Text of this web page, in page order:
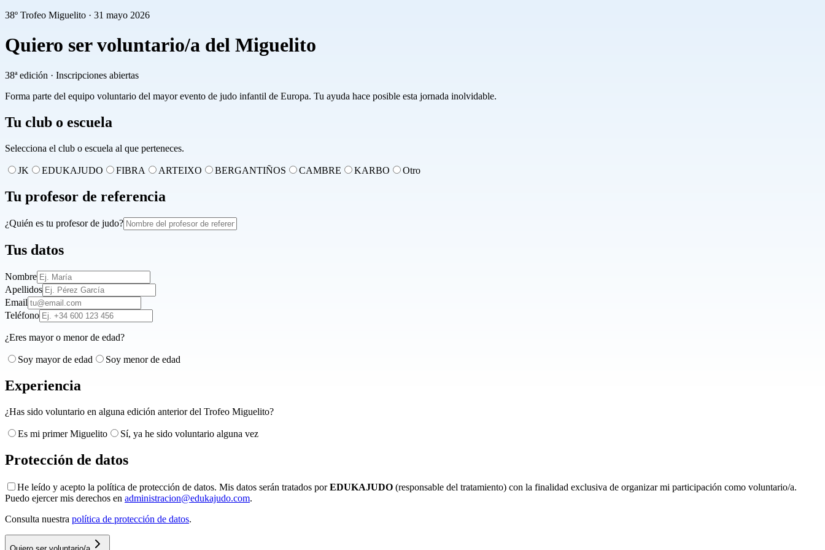
38º Trofeo Miguelito · 31 mayo 2026
Quiero ser voluntario/a del Miguelito
38ª edición · Inscripciones abiertas
Forma parte del equipo voluntario del mayor evento de judo infantil de Europa. Tu ayuda hace posible esta jornada inolvidable.
Tu club o escuela
Selecciona el club o escuela al que perteneces.
JK EDUKAJUDO FIBRA ARTEIXO BERGANTIÑOS CAMBRE KARBO Otro
Tu profesor de referencia
¿Quién es tu profesor de judo?
Tus datos
Nombre
Apellidos
Email
Teléfono
¿Eres mayor o menor de edad?
Soy mayor de edad Soy menor de edad
Experiencia
¿Has sido voluntario en alguna edición anterior del Trofeo Miguelito?
Es mi primer Miguelito Sí, ya he sido voluntario alguna vez
Protección de datos
He leído y acepto la política de protección de datos. Mis datos serán tratados porEDUKAJUDO (responsable del tratamiento) con la finalidad exclusiva de organizar mi participación como voluntario/a.
Puedo ejercer mis derechos en administracion@edukajudo.com.
Consulta nuestra política de protección de datos.